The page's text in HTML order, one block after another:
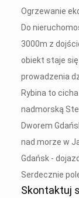
Ogrzewanie
Do
3000m z
obiekt staje
prowadzenia
Rybina to
nadmorską
Dworem
nad morze w
Gdańsk -
Serdecznie
Skontaktuj